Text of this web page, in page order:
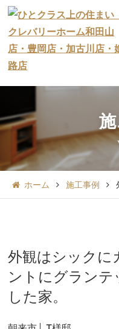
ホーム 施工事例
外観はシックに
ントにグランテ
した家。